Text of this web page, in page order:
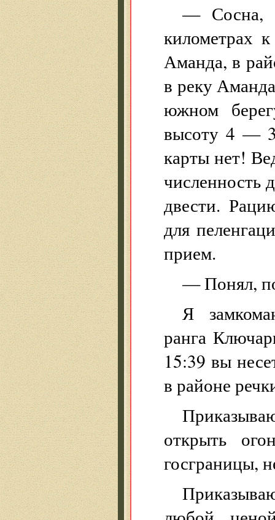
— Сосна,
километрах
Аманда, в
в реку
южном
высоту 4 —
карты нет!
численность
двести.
для
прием.
— Понял,
Я
ранга
15:39 вы
в районе
открыть
госграницы,